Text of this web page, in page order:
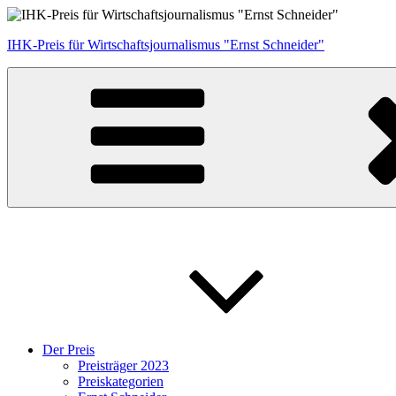
Zum
springen
IHK-Preis für Wirtschaftsjournalismus "Ernst Schneider"
Der Preis
Preisträger 2023
Preiskategorien